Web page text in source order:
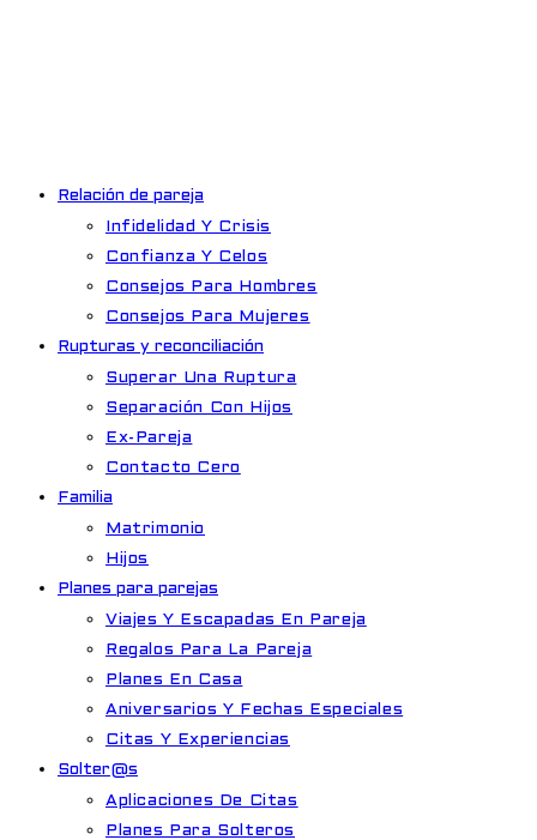
Relación de pareja
Infidelidad Y Crisis
Confianza Y Celos
Consejos Para Hombres
Consejos Para Mujeres
Rupturas y reconciliación
Superar Una Ruptura
Separación Con Hijos
Ex-Pareja
Contacto Cero
Familia
Matrimonio
Hijos
Planes para parejas
Viajes Y Escapadas En Pareja
Regalos Para La Pareja
Planes En Casa
Aniversarios Y Fechas Especiales
Citas Y Experiencias
Solter@s
Aplicaciones De Citas
Planes Para Solteros